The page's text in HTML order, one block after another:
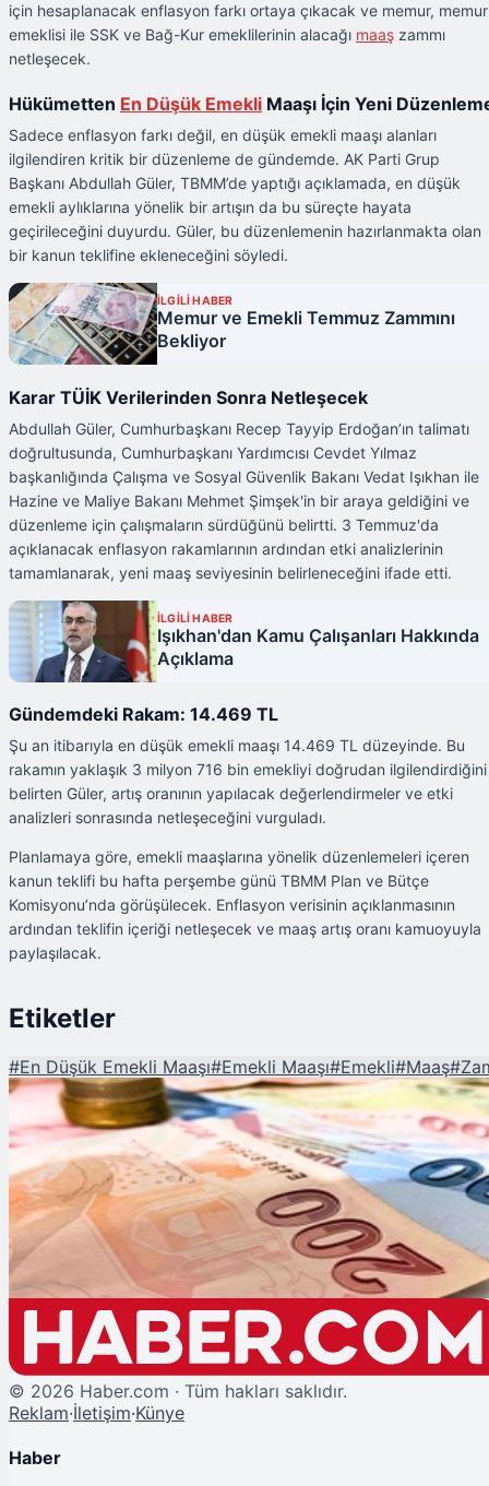
için hesaplanacak enflasyon farkı ortaya çıkacak ve memur, memur
emeklisi ile SSK ve Bağ-Kur emeklilerinin alacağı maaş zammı
netleşecek.
Hükümetten En Düşük Emekli Maaşı İçin Yeni
Sadece enflasyon farkı değil, en düşük emekli maaşı alanları
ilgilendiren kritik bir düzenleme de gündemde. AK Parti Grup
Başkanı Abdullah Güler, TBMM’de yaptığı açıklamada, en düşük
emekli aylıklarına yönelik bir artışın da bu süreçte hayata
geçirileceğini duyurdu. Güler, bu düzenlemenin hazırlanmakta olan
bir kanun teklifine ekleneceğini söyledi.
İLGİLİ HABER
Memur ve Emekli Temmuz Zammını
Bekliyor
Karar TÜİK Verilerinden Sonra Netleşecek
Abdullah Güler, Cumhurbaşkanı Recep Tayyip Erdoğan’ın talimatı
doğrultusunda, Cumhurbaşkanı Yardımcısı Cevdet Yılmaz
başkanlığında Çalışma ve Sosyal Güvenlik Bakanı Vedat Işıkhan ile
Hazine ve Maliye Bakanı Mehmet Şimşek'in bir araya geldiğini ve
düzenleme için çalışmaların sürdüğünü belirtti. 3 Temmuz'da
açıklanacak enflasyon rakamlarının ardından etki analizlerinin
tamamlanarak, yeni maaş seviyesinin belirleneceğini ifade etti.
İLGİLİ HABER
Işıkhan'dan Kamu Çalışanları Hakkında
Açıklama
Gündemdeki Rakam: 14.469 TL
Şu an itibarıyla en düşük emekli maaşı 14.469 TL düzeyinde. Bu
rakamın yaklaşık 3 milyon 716 bin emekliyi doğrudan ilgilendirdiğini
belirten Güler, artış oranının yapılacak değerlendirmeler ve etki
analizleri sonrasında netleşeceğini vurguladı.
Planlamaya göre, emekli maaşlarına yönelik düzenlemeleri içeren
kanun teklifi bu hafta perşembe günü TBMM Plan ve Bütçe
Komisyonu’nda görüşülecek. Enflasyon verisinin açıklanmasının
ardından teklifin içeriği netleşecek ve maaş artış oranı kamuoyuyla
paylaşılacak.
Etiketler
#En Düşük Emekli Maaşı#Emekli Maaşı#Emekli#Maaş#
Şu An Okunan
Emekliler 3 Temmuz'u Bekliyor: Enflasyon Farkı ve Maaş Artışı Yolda
© 2026 Haber.com · Tüm hakları saklıdır.
Reklam·İletişim·Künye
Haber